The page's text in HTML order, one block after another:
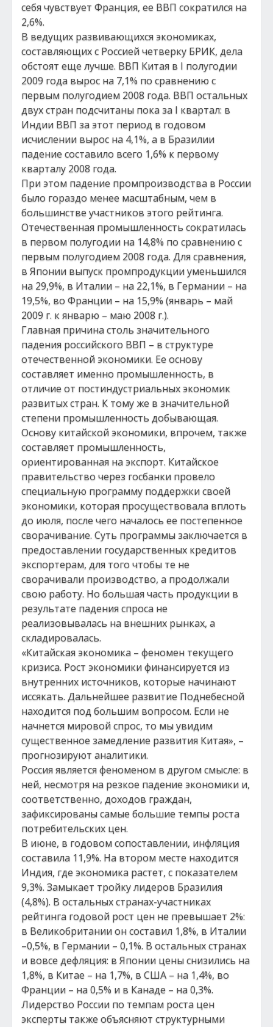
себя чувствует Франция, ее ВВП сократился на
2,6%.
В ведущих развивающихся экономиках,
составляющих с Россией четверку БРИК, дела
обстоят еще лучше. ВВП Китая в I полугодии
2009 года вырос на 7,1% по сравнению с
первым полугодием 2008 года. ВВП остальных
двух стран подсчитаны пока за I квартал: в
Индии ВВП за этот период в годовом
исчислении вырос на 4,1%, а в Бразилии
падение составило всего 1,6% к первому
кварталу 2008 года.
При этом падение промпроизводства в России
было гораздо менее масштабным, чем в
большинстве участников этого рейтинга.
Отечественная промышленность сократилась
в первом полугодии на 14,8% по сравнению с
первым полугодием 2008 года. Для сравнения,
в Японии выпуск промпродукции уменьшился
на 29,9%, в Италии – на 22,1%, в Германии – на
19,5%, во Франции – на 15,9% (январь – май
2009 г. к январю – маю 2008 г.).
Главная причина столь значительного
падения российского ВВП – в структуре
отечественной экономики. Ее основу
составляет именно промышленность, в
отличие от постиндустриальных экономик
развитых стран. К тому же в значительной
степени промышленность добывающая.
Основу китайской экономики, впрочем, также
составляет промышленность,
ориентированная на экспорт. Китайское
правительство через госбанки провело
специальную программу поддержки своей
экономики, которая просуществовала вплоть
до июля, после чего началось ее постепенное
сворачивание. Суть программы заключается в
предоставлении государственных кредитов
экспортерам, для того чтобы те не
сворачивали производство, а продолжали
свою работу. Но большая часть продукции в
результате падения спроса не
реализовывалась на внешних рынках, а
складировалась.
«Китайская экономика – феномен текущего
кризиса. Рост экономики финансируется из
внутренних источников, которые начинают
иссякать. Дальнейшее развитие Поднебесной
находится под большим вопросом. Если не
начнется мировой спрос, то мы увидим
существенное замедление развития Китая», –
прогнозируют аналитики.
Россия является феноменом в другом смысле: в
ней, несмотря на резкое падение экономики и,
соответственно, доходов граждан,
зафиксированы самые большие темпы роста
потребительских цен.
В июне, в годовом сопоставлении, инфляция
составила 11,9%. На втором месте находится
Индия, где экономика растет, с показателем
9,3%. Замыкает тройку лидеров Бразилия
(4,8%). В остальных странах-участниках
рейтинга годовой рост цен не превышает 2%:
в Великобритании он составил 1,8%, в Италии
–0,5%, в Германии – 0,1%. В остальных странах
и вовсе дефляция: в Японии цены снизились на
1,8%, в Китае – на 1,7%, в США – на 1,4%, во
Франции – на 0,5% и в Канаде – на 0,3%.
Лидерство России по темпам роста цен
эксперты также объясняют структурными